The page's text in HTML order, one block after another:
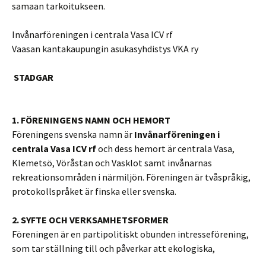
samaan tarkoitukseen.
Invånarföreningen i centrala Vasa ICV rf
Vaasan kantakaupungin asukasyhdistys VKA ry
STADGAR
1. FÖRENINGENS NAMN OCH HEMORT
Föreningens svenska namn är Invånarföreningen i
centrala Vasa ICV rfoch dess hemort är centrala Vasa,
Klemetsö, Vöråstan och Vasklot samt invånarnas
rekreationsområden i närmiljön. Föreningen är tvåspråkig,
protokollspråket är finska eller svenska.
2. SYFTE OCH VERKSAMHETSFORMER
Föreningen är en partipolitiskt obunden intresseförening,
som tar ställning till och påverkar att ekologiska,